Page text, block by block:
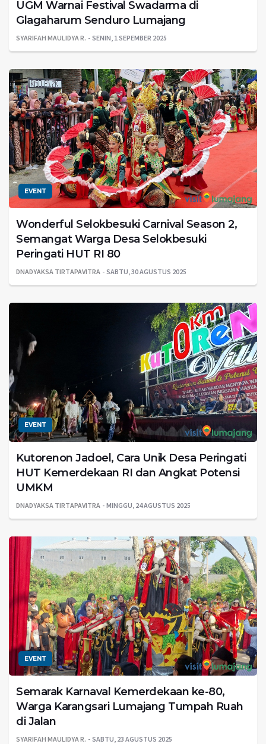
UGM Warnai Festival Swadarma di
Glagaharum Senduro Lumajang
SYARIFAH MAULIDYA R. SENIN, 1 SEPEMBER 2025
EVENT
Wonderful Selokbesuki Carnival Season 2,
Semangat Warga Desa Selokbesuki
Peringati HUT RI 80
DNADYAKSA TIRTAPAVITRA SABTU, 30 AGUSTUS 2025
EVENT
Kutorenon Jadoel, Cara Unik Desa Peringati
HUT Kemerdekaan RI dan Angkat Potensi
UMKM
DNADYAKSA TIRTAPAVITRA MINGGU, 24 AGUSTUS 2025
EVENT
Semarak Karnaval Kemerdekaan ke-80,
Warga Karangsari Lumajang Tumpah Ruah
di Jalan
SYARIFAH MAULIDYA R. SABTU, 23 AGUSTUS 2025